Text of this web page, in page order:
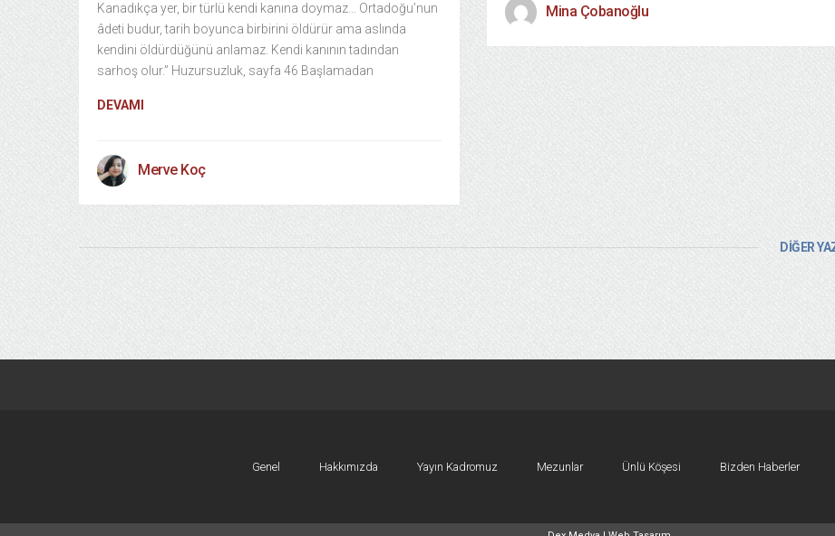
Kanadıkça yer, bir türlü kendi kanına doymaz… Ortadoğu’nun
âdeti budur, tarih boyunca birbirini öldürür ama aslında
kendini öldürdüğünü anlamaz. Kendi kanının tadından
sarhoş olur.” Huzursuzluk, sayfa 46 Başlamadan
DEVAMI
Merve Koç
Mina Çobanoğlu
DİĞER
Genel Hakkımızda Yayın Kadromuz Mezunlar Ünlü Köşesi Bizden Haberler